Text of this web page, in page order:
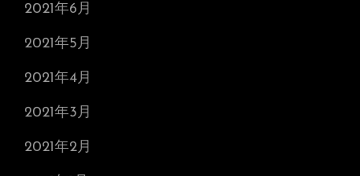
2021年6月
2021年5月
2021年4月
2021年3月
2021年2月